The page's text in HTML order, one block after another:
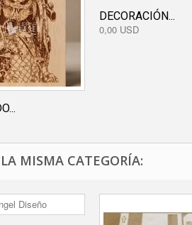
DECORACIÓN...
0,00 USD
MISMA CATEGORÍA: